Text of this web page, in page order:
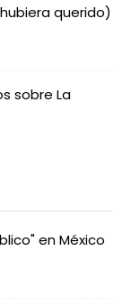
querido)
sobre La
en México